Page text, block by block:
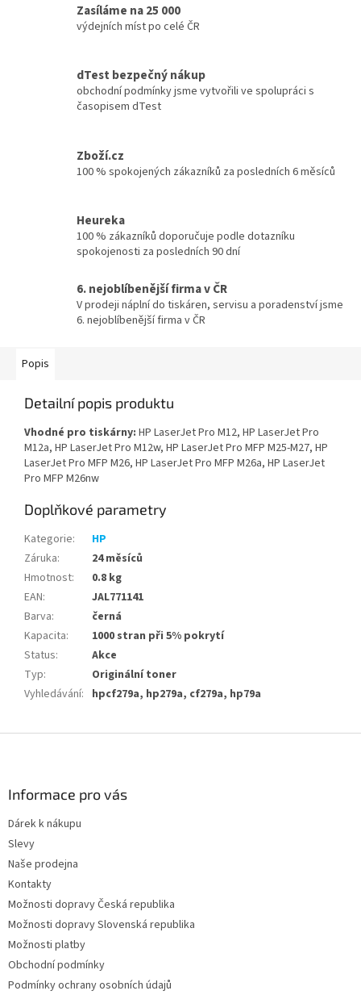
Zasíláme na 25 000
výdejních míst po celé ČR
dTest bezpečný nákup
obchodní podmínky jsme vytvořili ve spolupráci s
časopisem dTest
Zboží.cz
100 % spokojených zákazníků za posledních 6 měsíců
Heureka
100 % zákazníků doporučuje podle dotazníku
spokojenosti za posledních 90 dní
6. nejoblíbenější firma v ČR
V prodeji náplní do tiskáren, servisu a poradenství jsme
6. nejoblíbenější firma v ČR
Popis
Detailní popis produktu
Vhodné pro tiskárny: HP LaserJet Pro M12, HP LaserJet Pro
M12a, HP LaserJet Pro M12w, HP LaserJet Pro MFP M25-M27, HP
LaserJet Pro MFP M26, HP LaserJet Pro MFP M26a, HP LaserJet
Pro MFP M26nw
Doplňkové parametry
Kategorie:
HP
Záruka:
24 měsíců
Hmotnost:
0.8 kg
EAN:
JAL771141
Barva:
černá
Kapacita:
1000 stran při 5% pokrytí
Status:
Akce
Typ:
Originální toner
Vyhledávání: hpcf279a, hp279a, cf279a, hp79a
Informace pro vás
Dárek k nákupu
Slevy
Naše prodejna
Kontakty
Možnosti dopravy Česká republika
Možnosti dopravy Slovenská republika
Možnosti platby
Obchodní podmínky
Podmínky ochrany osobních údajů